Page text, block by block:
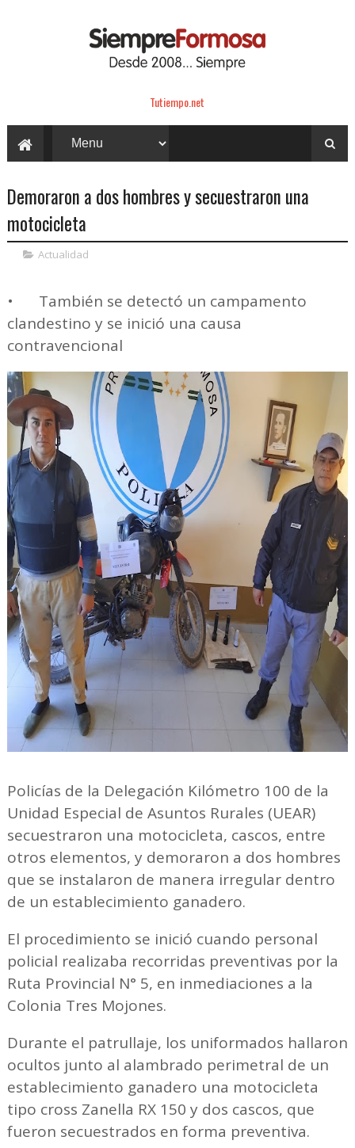
Tutiempo.net
Demoraron a dos hombres y secuestraron una
motocicleta
Actualidad
•
También se detectó un campamento
clandestino y se inició una causa
contravencional
Policías de la Delegación Kilómetro 100 de la
Unidad Especial de Asuntos Rurales (UEAR)
secuestraron una motocicleta, cascos, entre
otros elementos, y demoraron a dos hombres
que se instalaron de manera irregular dentro
de un establecimiento ganadero.
El procedimiento se inició cuando personal
policial realizaba recorridas preventivas por la
Ruta Provincial N° 5, en inmediaciones a la
Colonia Tres Mojones.
Durante el patrullaje, los uniformados hallaron
ocultos junto al alambrado perimetral de un
establecimiento ganadero una motocicleta
tipo cross Zanella RX 150 y dos cascos, que
fueron secuestrados en forma preventiva.